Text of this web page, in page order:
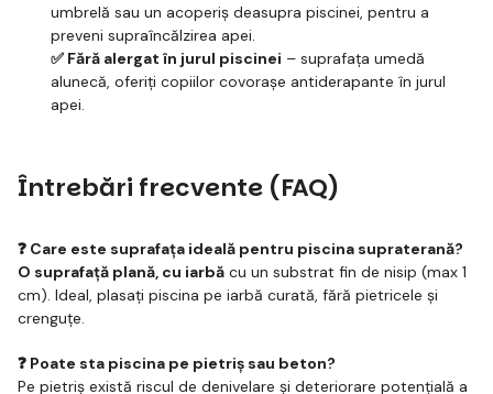
umbrelă sau un acoperiș deasupra piscinei, pentru a
preveni supraîncălzirea apei.
✅ Fără alergat în jurul piscinei – suprafața umedă
alunecă, oferiți copiilor covorașe antiderapante în jurul
apei.
Întrebări frecvente (FAQ)
❓ Care este suprafața ideală pentru piscina supraterană?
O suprafață plană, cu iarbă cu un substrat fin de nisip (max 1
cm). Ideal, plasați piscina pe iarbă curată, fără pietricele și
crenguțe.
❓ Poate sta piscina pe pietriș sau beton?
Pe pietriș există riscul de denivelare și deteriorare potențială a